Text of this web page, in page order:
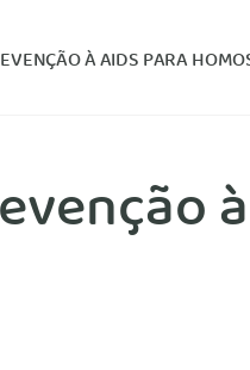
À AIDS PARA